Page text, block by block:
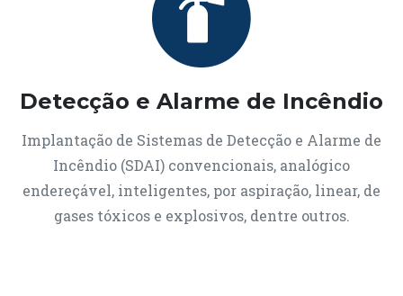
Detecção e Alarme de Incêndio
Implantação de Sistemas de Detecção e Alarme de
Incêndio (SDAI) convencionais, analógico
endereçável, inteligentes, por aspiração, linear, de
gases tóxicos e explosivos, dentre outros.